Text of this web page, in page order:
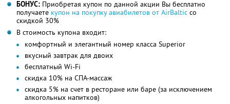
БОНУС: Приобретая купон по данной акции Вы бесплатно
получаете купон на покупку авиабилетов от AirBaltic со
скидкой 30%
В стоимость купона входит:
комфортный и элегантный номер класса Superior
вкусный завтрак для двоих
бесплатный Wi-Fi
скидка 10% на СПА-массаж
скидка 5% на счет в ресторане или баре (за исключением
алкогольных напитков)